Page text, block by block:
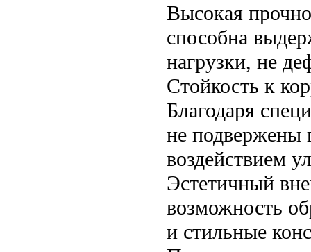
Высокая
способна
нагрузки, не
Стойкость к
Благодаря
не подвержены
воздействием
Эстетичный
возможность
и стильные